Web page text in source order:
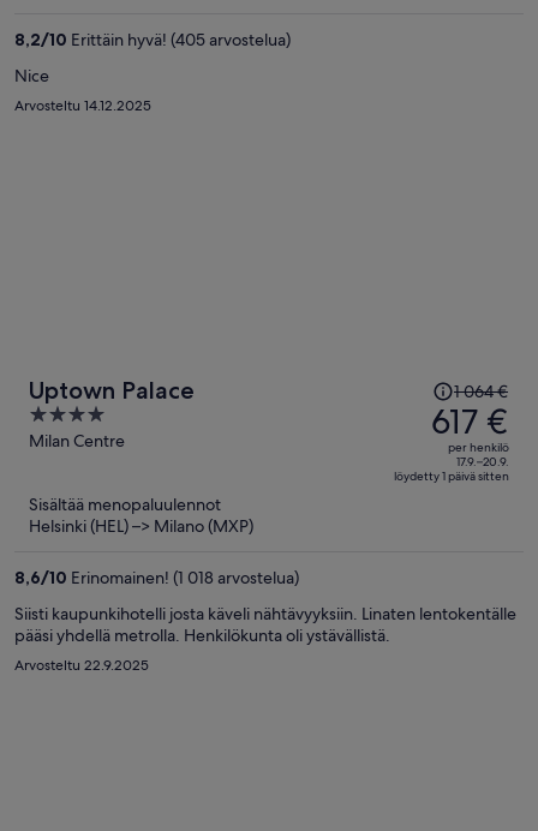
8,2/10 Erittäin hyvä! (405 arvostelua)
Nice
Arvosteltu 14.12.2025
Uptown Palace
4
out
5
Milan Centre
Hinta
oli
1 064 €,
hinta
on
1 064 €
617 €
per henkilö
17.9.–20.9.
löydetty 1 päivä sitten
Sisältää menopaluulennot
Helsinki (HEL) –> Milano (MXP)
8,6/10 Erinomainen! (1 018 arvostelua)
Siisti kaupunkihotelli josta käveli nähtävyyksiin. Linaten lentokentälle
pääsi yhdellä metrolla. Henkilökunta oli ystävällistä.
Arvosteltu 22.9.2025